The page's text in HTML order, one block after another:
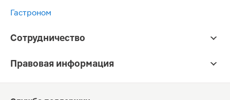
Гастроном
Сотрудничество
Правовая информация